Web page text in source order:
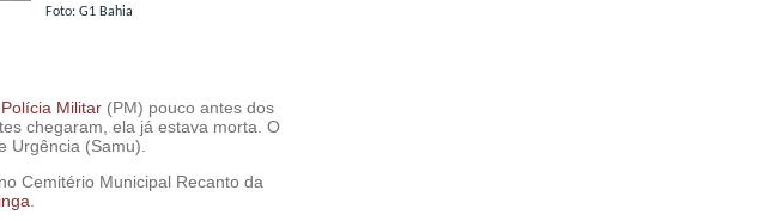
Foto: G1 Bahia
Polícia Militar (PM) pouco antes dos
chegaram, ela já estava morta. O
Urgência (Samu).
Cemitério Municipal Recanto da
.